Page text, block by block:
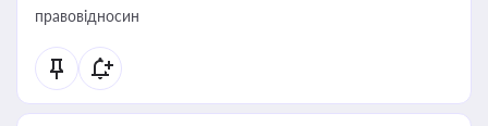
правовідносин